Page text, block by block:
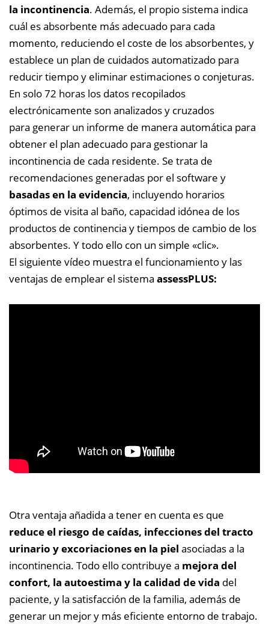
la incontinencia. Además, el propio sistema indica
cuál es absorbente más adecuado para cada
momento, reduciendo el coste de los absorbentes, y
establece un plan de cuidados automatizado para
reducir tiempo y eliminar estimaciones o conjeturas.
En solo 72 horas los datos recopilados
electrónicamente son analizados y cruzados
para generar un informe de manera automática para
obtener el plan adecuado para gestionar la
incontinencia de cada residente. Se trata de
recomendaciones generadas por el software y
basadas en la evidencia, incluyendo horarios
óptimos de visita al baño, capacidad idónea de los
productos de continencia y tiempos de cambio de los
absorbentes. Y todo ello con un simple «clic».
El siguiente vídeo muestra el funcionamiento y las
ventajas de emplear el sistema assessPLUS:
Otra ventaja añadida a tener en cuenta es que
reduce el riesgo de caídas, infecciones del tracto
urinario y excoriaciones en la piel asociadas a la
incontinencia. Todo ello contribuye a mejora del
confort, la autoestima y la calidad de vida del
paciente, y la satisfacción de la familia, además de
generar un mejor y más eficiente entorno de trabajo.